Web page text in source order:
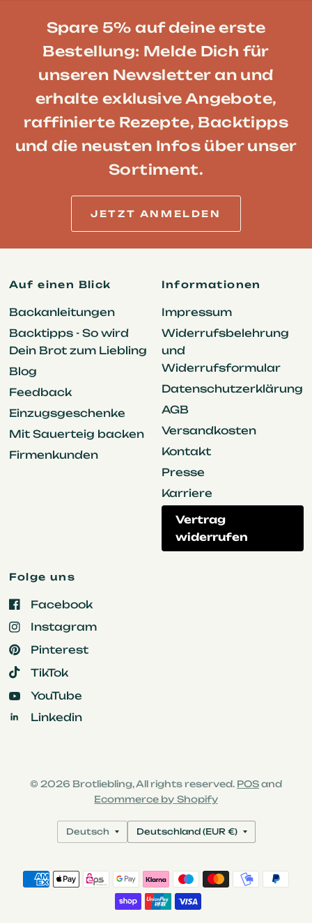
Spare 5% auf deine erste
Bestellung: Melde Dich für
unseren Newsletter an und
erhalte exklusive Angebote,
raffinierte Rezepte, Backtipps
und die neusten Infos über unser
Sortiment.
JETZT ANMELDEN
Auf einen Blick
Backanleitungen
Backtipps - So wird
Dein Brot zum Liebling
Blog
Feedback
Einzugsgeschenke
Mit Sauerteig backen
Firmenkunden
Informationen
Impressum
Widerrufsbelehrung
und
Widerrufsformular
Datenschutzerklärung
AGB
Versandkosten
Kontakt
Presse
Karriere
Vertrag
widerrufen
Folge uns
Facebook
Instagram
Pinterest
TikTok
YouTube
Linkedin
© 2026 Brotliebling, All rights reserved. POSand
Ecommerce by Shopify
Land/Region
aktualisieren
Land/Region
aktualisieren